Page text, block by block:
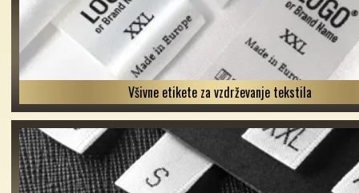
Všivne etikete za vzdrževanje tekstila